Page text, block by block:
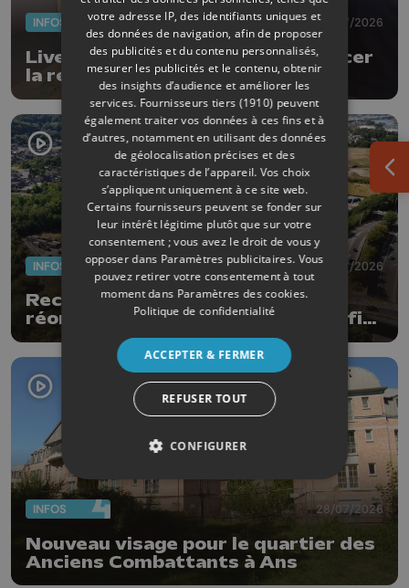
INFOS 29/07/2026
LiveDrop : la goutte qui fait avancer
la recherche
INFOS 29/07/2026
Recydel reçoit un permis pour
réorganiser son site de Wandre afin
de prévenir le risque d'incendie
INFOS 28/07/2026
Nouveau visage pour le quartier des
Anciens Combattants à Ans
votre adresse IP, des identifiants uniques et
des données de navigation, afin de proposer
des publicités et du contenu personnalisés,
mesurer les publicités et le contenu, obtenir
des insights d’audience et améliorer les
services. Fournisseurs tiers (1910) peuvent
également traiter vos données à ces fins et à
d’autres, notamment en utilisant des données
de géolocalisation précises et des
caractéristiques de l’appareil. Vos choix
s’appliquent uniquement à ce site web.
Certains fournisseurs peuvent se fonder sur
leur intérêt légitime plutôt que sur votre
consentement ; vous avez le droit de vous y
opposer dans Paramètres publicitaires. Vous
pouvez retirer votre consentement à tout
moment dans Paramètres des cookies.
Politique de confidentialité
ACCEPTER & FERMER
REFUSER TOUT
CONFIGURER